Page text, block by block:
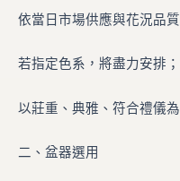
依當日市場供應與花況品質
若指定色系，將盡力安排
以莊重、典雅、符合禮儀
二、盆器選用